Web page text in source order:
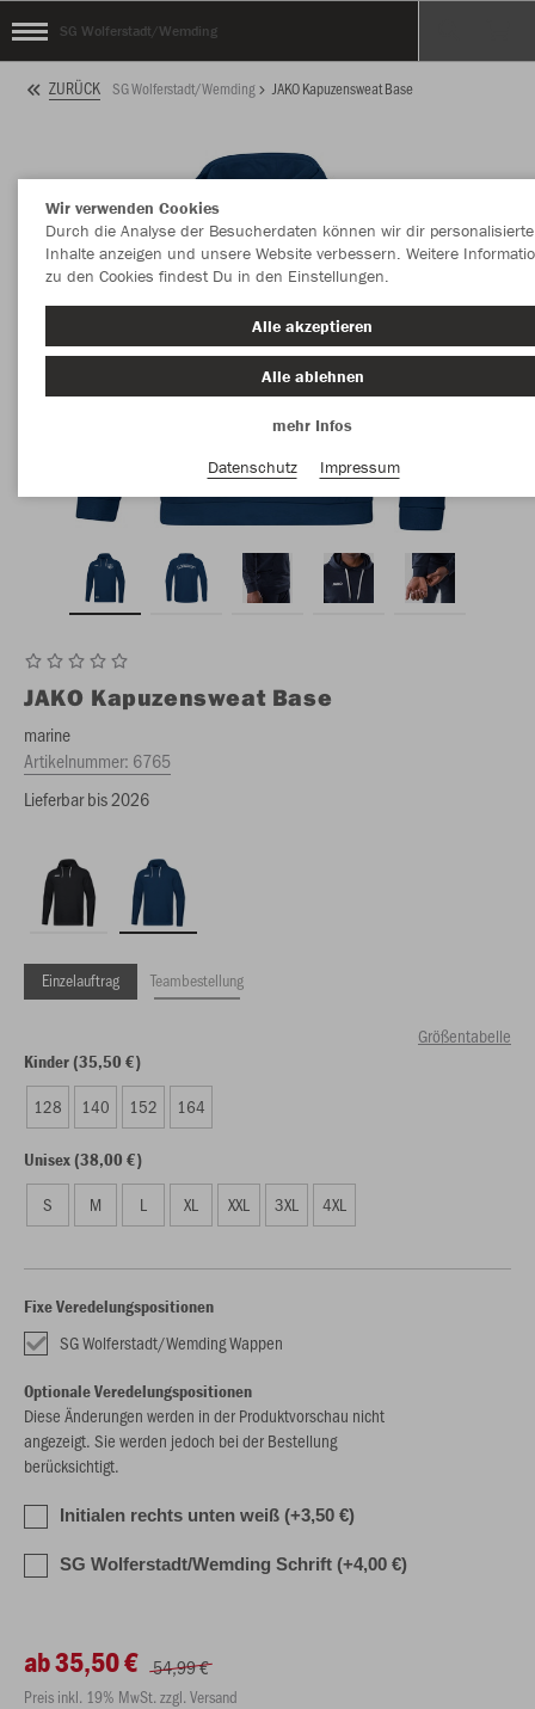
SG Wolferstadt/Wemding
ZURÜCK SG Wolferstadt/Wemding JAKO Kapuzensweat Base
JAKO Kapuzensweat Base
marine
Artikelnummer: 6765
Lieferbar bis 2026
Einzelauftrag Teambestellung
Größentabelle
Kinder (35,50 €)
128 140 152 164
Unisex (38,00 €)
S M L XL XXL 3XL 4XL
Fixe Veredelungspositionen
SG Wolferstadt/Wemding Wappen
Optionale Veredelungspositionen
Diese Änderungen werden in der Produktvorschau nicht
angezeigt. Sie werden jedoch bei der Bestellung
berücksichtigt.
Initialen rechts unten weiß (+3,50 €)
SG Wolferstadt/Wemding Schrift (+4,00 €)
ab 35,50 € 54,99 €
Preis inkl. 19% MwSt. zzgl. Versand
Wir verwenden Cookies
Durch die Analyse der Besucherdaten können wir dir personalisierte
Inhalte anzeigen und unsere Website verbessern. Weitere
zu den Cookies findest Du in den Einstellungen.
Alle akzeptieren
Alle ablehnen
mehr Infos
Datenschutz
Impressum